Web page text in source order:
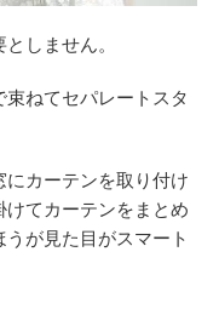
しません。
ねてセパレートスタ
カーテンを取り付け
てカーテンをまとめ
が見た目がスマート